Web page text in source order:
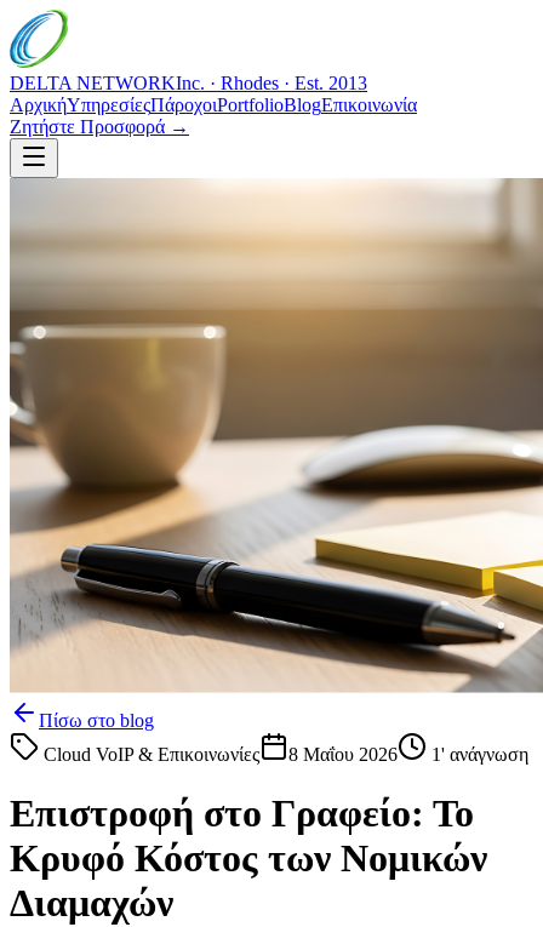
DELTA NETWORKInc. · Rhodes · Est. 2013
ΑρχικήΥπηρεσίεςΠάροχοιPortfolioBlogΕπικοινωνία
Ζητήστε Προσφορά →
Πίσω στο blog
Cloud VoIP & Επικοινωνίες
8 Μαΐου 2026 1' ανάγνωση
Επιστροφή στο Γραφείο: Το
Κρυφό Κόστος των Νομικών
Διαμαχών